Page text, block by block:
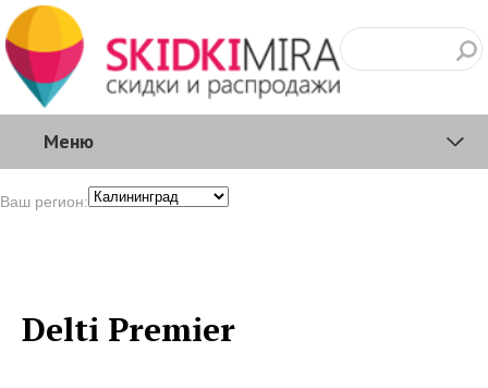
Меню
Ваш регион:
Delti Premier